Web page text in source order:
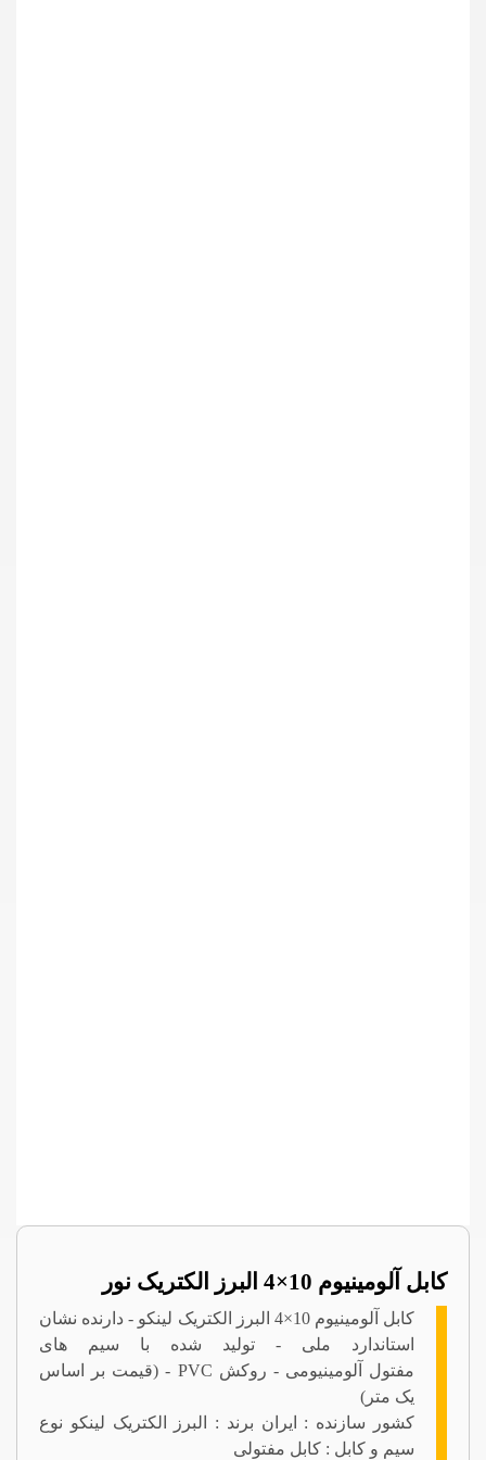
کابل آلومینیوم 10×4 البرز الکتریک نور
کابل آلومینیوم 10×4 البرز الکتریک لینکو - دارنده نشان
استاندارد ملی - تولید شده با سیم های
مفتول آلومینیومی - روکش PVC - (قیمت بر اساس
یک متر)
کشور سازنده : ایران برند : البرز الکتریک لینکو نوع
سیم و کابل : کابل مفتولی